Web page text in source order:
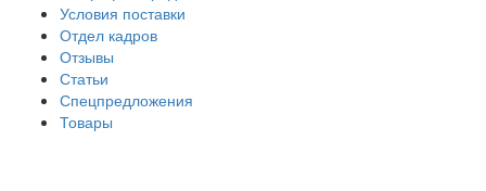
Условия поставки
Отдел кадров
Отзывы
Статьи
Спецпредложения
Товары